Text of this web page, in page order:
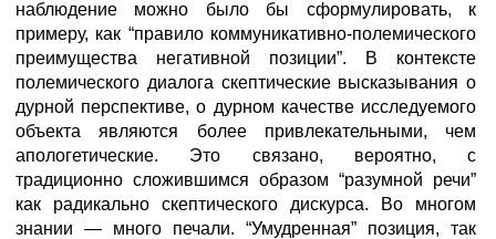
наблюдение можно было бы сформулировать, к
примеру, как “правило коммуникативно-полемического
преимущества негативной позиции”. В контексте
полемического диалога скептические высказывания о
дурной перспективе, о дурном качестве исследуемого
объекта являются более привлекательными, чем
апологетические. Это связано, вероятно, с
традиционно сложившимся образом “разумной речи”
как радикально скептического дискурса. Во многом
знании — много печали. “Умудренная” позиция, так